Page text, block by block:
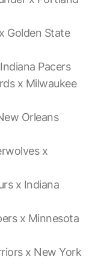
Golden State
Pacers
x Milwaukee
Orleans
x
x Indiana
x Minnesota
x New York